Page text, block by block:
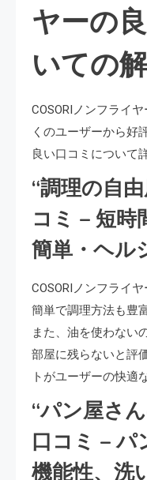
ヤーの
いての
COSORIノンフライ
くのユーザーから好
良い口コミについて
“調理の自
コミ – 短時
簡単・ヘル
COSORIノンフライ
簡単で調理方法も豊
また、油を使わない
部屋に残らないと評
トがユーザーの快適
“パン屋さ
口コミ – パ
機能性、洗